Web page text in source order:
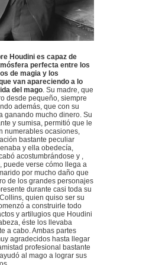
Houdini es capaz de
perfecta entre los
de magia y los
van apareciendo a lo
del mago. Su madre, que
desde pequeño, siempre
además, que con su
ganando mucho dinero. Su
y sumisa, permitió que le
numerables ocasiones,
bastante peculiar
y ella obedecía,
acostumbrándose y ,
puede verse cómo llega a
por mucho daño que
de los grandes personajes
durante casi toda su
quien quiso ser su
a construirle todo
y artilugios que Houdini
éste los llevaba
a cabo. Ambas partes
agradecidos hasta llegar
profesional bastante
al mago a lograr sus